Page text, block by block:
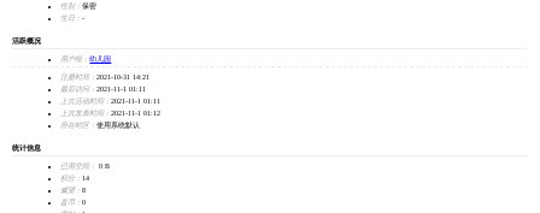
性别： 保密
生日： -
活跃概况
用户组： 幼儿园
注册时间： 2021-10-31 14:21
最后访问： 2021-11-1 01:11
上次活动时间： 2021-11-1 01:11
上次发表时间： 2021-11-1 01:12
所在时区： 使用系统默认
统计信息
已用空间：
0 B
积分： 14
威望： 8
盘币： 0